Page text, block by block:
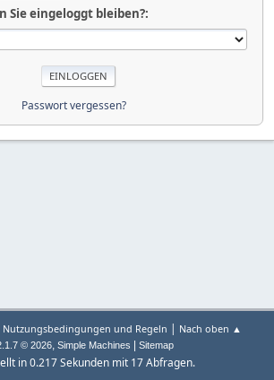
Sie eingeloggt bleiben?:
Passwort vergessen?
Nutzungsbedingungen und Regeln | Nach oben ▲
© 2026, Simple Machines Sitemap
in 0.217 Sekunden mit 17 Abfragen.